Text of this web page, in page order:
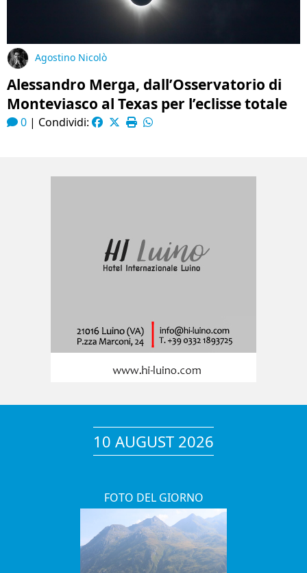
Agostino Nicolò
Alessandro Merga, dall’Osservatorio di
Monteviasco al Texas per l’eclisse totale
0 | Condividi:
10 AUGUST 2026
FOTO DEL GIORNO